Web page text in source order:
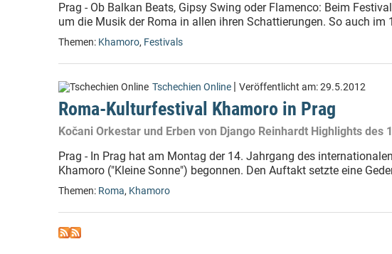
Prag - Ob Balkan Beats, Gipsy Swing oder Flamenco: Beim
um die Musik der Roma in allen ihren Schattierungen. So auch im
Themen: Khamoro, Festivals
Tschechien Online | Veröffentlicht am:29.5.2012
Roma-Kulturfestival Khamoro in Prag
Kočani Orkestar und Erben von Django Reinhardt Highlights des
Prag - In Prag hat am Montag der 14. Jahrgang des
Khamoro ("Kleine Sonne") begonnen. Den Auftakt setzte eine
Themen: Roma, Khamoro